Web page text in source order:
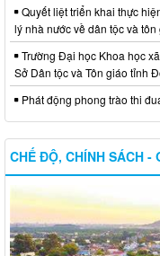
Quyết liệt triển khai thực
lý nhà nước về dân tộc và
Trường Đại học Khoa học
Sở Dân tộc và Tôn giáo tỉnh
Phát động phong trào thi
CHẾ ĐỘ, CHÍNH SÁCH -